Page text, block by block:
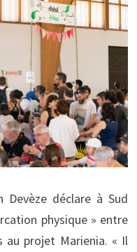
déclare à Sud
physique » entre
projet Marienia. « Il